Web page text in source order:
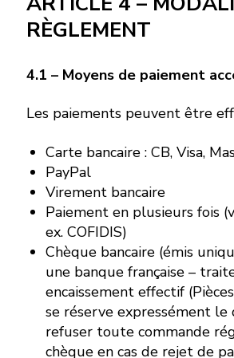
RÈGLEMENT
4.1 – Moyens de paiement
Les paiements peuvent être
Carte bancaire : CB, Visa,
PayPal
Virement bancaire
Paiement en plusieurs fois
ex. COFIDIS)
Chèque bancaire (émis
une banque française –
encaissement effectif
se réserve expressément
refuser toute commande
chèque en cas de rejet de